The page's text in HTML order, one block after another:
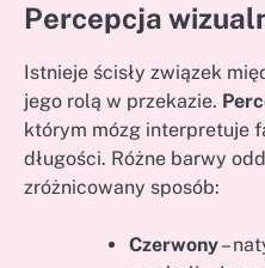
Percepcja
Istnieje ścisły związek
jego rolą w przekazie.
którym mózg interpretuje
długości. Różne barwy
zróżnicowany sposób:
Czerwony–